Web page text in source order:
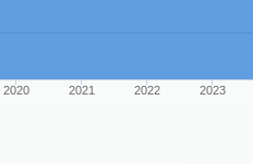
2020 2021 2022 2023